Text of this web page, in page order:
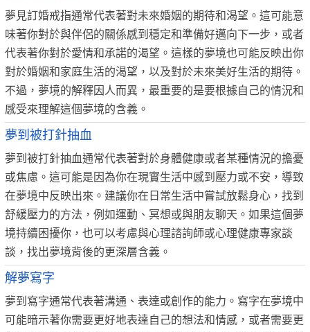
夢見訂婚戒指通常代表著對未來婚姻的期待和渴望。這可能意
味著你對於與伴侶的關係感到穩定和準備好邁向下一步，或者
代表著你對於愛情和承諾的渴望。這樣的夢境也可能反映出你
對於婚姻和家庭生活的渴望，以及對於未來美好生活的期待。
不過，夢境的解釋因人而異，最重要的是要根據自己的情況和
感受來理解這個夢境的含義。
夢到被打針抽血
夢到被打針抽血通常代表著對於身體健康或者某種情況的擔憂
或焦慮。這可能是因為你在現實生活中感到壓力或不安，導致
在夢境中反映出來。建議你在日常生活中嘗試放鬆身心，找到
舒緩壓力的方法，例如運動、冥想或與朋友聊天。如果這個夢
境持續困擾你，也可以考慮與心理諮詢師或心理健康專家談
談，找出夢境背後的更深層含義。
解夢寫字
夢到寫字通常代表著溝通、表達或創作的能力。寫字在夢境中
可能暗示著你需要更好地表達自己的想法和情感，或者需要更